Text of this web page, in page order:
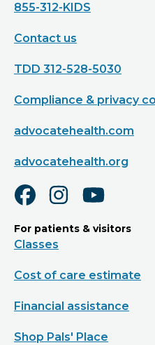
855-312-KIDS
Contact us
TDD 312-528-5030
Compliance & privacy
advocatehealth.com
advocatehealth.org
For patients & visitors
Classes
Cost of care estimate
Financial assistance
Shop Pals' Place